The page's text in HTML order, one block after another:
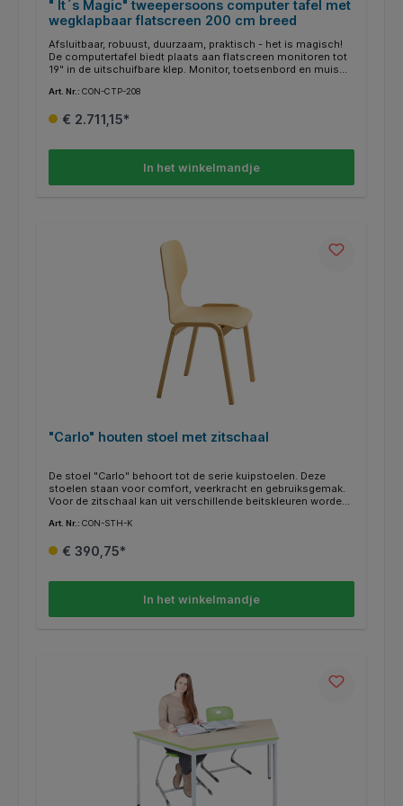
" It´s Magic" tweepersoons computer tafel met
wegklapbaar flatscreen 200 cm breed
Afsluitbaar, robuust, duurzaam, praktisch - het is magisch!
De computertafel biedt plaats aan flatscreen monitoren tot
19" in de uitschuifbare klep. Monitor, toetsenbord en muis
creëer je in een handomdraai ruimte op je bureau. De
de 19 mm dikke melaminehars gecoate spaanplaat met ABS
stroomkabels Afmetingen klep: 60 cm x 50 cm,
toetsenbordlade: 60 cm x 24 cm
Art. Nr.: CON-CTP-208
€ 2.711,15*
In het winkelmandje
"Carlo" houten stoel met zitschaal
De stoel "Carlo" behoort tot de serie kuipstoelen. Deze
stoelen staan voor comfort, veerkracht en gebruiksgemak.
Voor de zitschaal kan uit verschillende beitskleuren worden
Art. Nr.: CON-STH-K
€ 390,75*
In het winkelmandje